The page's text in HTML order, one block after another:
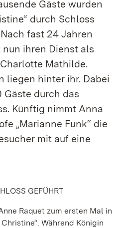
Gäste wurden
durch Schloss
fast 24 Jahren
ihren Dienst als
Mathilde.
liegen hinter ihr. Dabei
Gäste durch das
Künftig nimmt Anna
„Marianne Funk“ die
mit auf eine
GEFÜHRT
Raquet zum ersten Mal in
Während Königin